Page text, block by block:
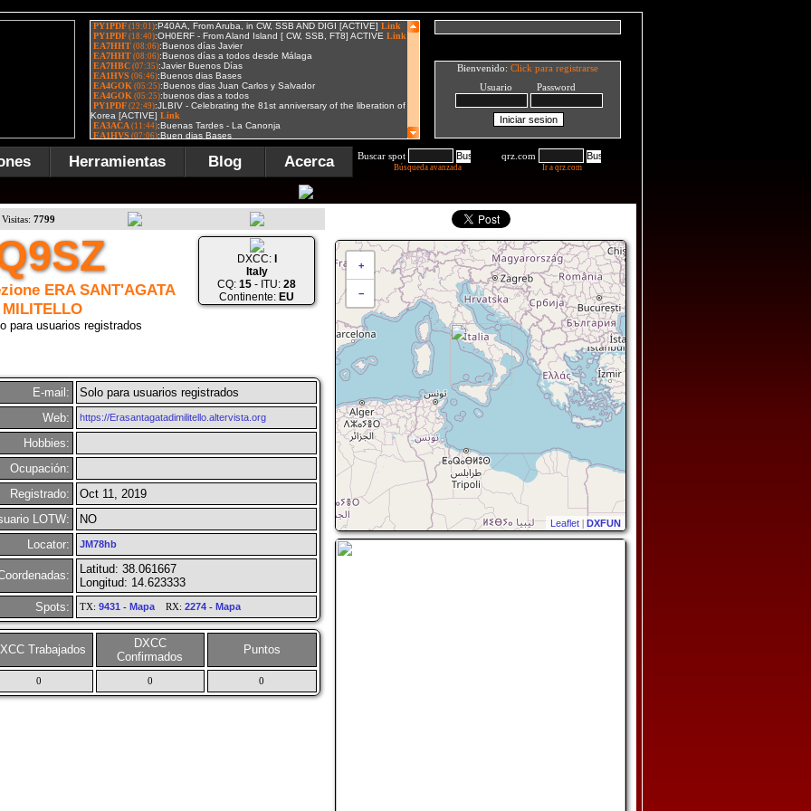
Bienvenido: Click para registrarse
Usuario Password
Herramientas Blog Acerca Buscar spot
Búsqueda avanzada
qrz.com
Ir a qrz.com
Visitas: 7799
+
−
Leaflet | DXFUN
ERA SANT'AGATA
para usuarios registrados
DXCC:
Italy
CQ: 15 - ITU: 28
Continente: EU
E-mail:
Solo para usuarios registrados
Web:
https://Erasantagatadimilitello.altervista.org
Hobbies:
Ocupación:
Registrado:
Oct 11, 2019
LOTW:
NO
Locator:
JM78hb
Latitud: 38.061667
Longitud: 14.623333
Spots:
TX: 9431 - MapaRX: 2274- Mapa
Trabajados
DXCC
Confirmados
Puntos
0 0 0